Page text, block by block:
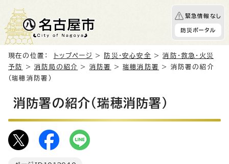
緊急情報なし
防災ポータル
現在の位置： トップページ > 防災・安心安全 >消防・救急・火災
予防
>消防局の紹介 > 消防署 >瑞穂消防署
> 消防署の紹介
（瑞穂消防署）
消防署の紹介（瑞穂消防署）